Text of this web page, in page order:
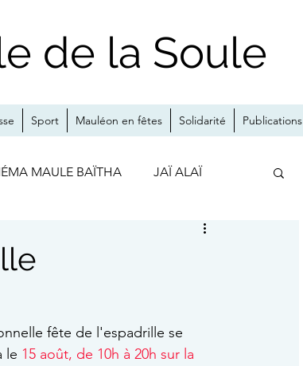
de la Soule
Sport Mauléon en fêtes Solidarité Publications
MAULE BAÏTHA JAÏ ALAÏ
fête de l'espadrille se
le 15 août, de 10h à 20h sur la